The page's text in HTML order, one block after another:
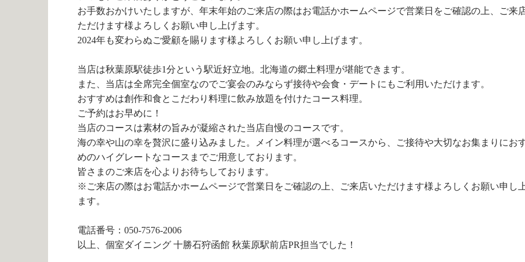
お手数おかけいたしますが、年末年始のご来店の際はお電話かホームページで営業日をご確認の上、ご来
ただけます様よろしくお願い申し上げます。
2024年も変わらぬご愛顧を賜ります様よろしくお願い申し上げます。
当店は秋葉原駅徒歩1分という駅近好立地。北海道の郷土料理が堪能できます。
また、当店は全席完全個室なのでご宴会のみならず接待や会食・デートにもご利用いただけます。
おすすめは創作和食とこだわり料理に飲み放題を付けたコース料理。
ご予約はお早めに！
当店のコースは素材の旨みが凝縮された当店自慢のコースです。
海の幸や山の幸を贅沢に盛り込みました。メイン料理が選べるコースから、ご接待や大切なお集まりにお
めのハイグレートなコースまでご用意しております。
皆さまのご来店を心よりお待ちしております。
※ご来店の際はお電話かホームページで営業日をご確認の上、ご来店いただけます様よろしくお願い申し
ます。
電話番号：050-7576-2006
以上、個室ダイニング 十勝石狩函館 秋葉原駅前店PR担当でした！